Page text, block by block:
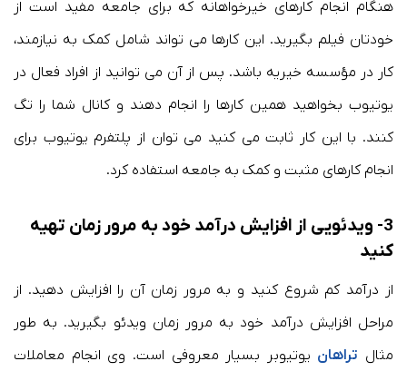
هنگام انجام کارهای خیرخواهانه که برای جامعه مفید است از
خودتان فیلم بگیرید. این کارها می تواند شامل کمک به نیازمند،
کار در مؤسسه خیریه باشد. پس از آن می توانید از افراد فعال در
یوتیوب بخواهید همین کارها را انجام دهند و کانال شما را تگ
کنند. با این کار ثابت می کنید می توان از پلتفرم یوتیوب برای
انجام کارهای مثبت و کمک به جامعه استفاده کرد.
3- ویدئویی از افزایش درآمد خود به مرور زمان تهیه
کنید
از درآمد کم شروع کنید و به مرور زمان آن را افزایش دهید. از
مراحل افزایش درآمد خود به مرور زمان ویدئو بگیرید. به طور
مثال تراهان یوتیوبر بسیار معروفی است. وی انجام معاملات